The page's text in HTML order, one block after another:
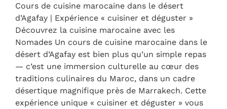
Cours de cuisine marocaine dans le désert
d’Agafay | Expérience « cuisiner et déguster »
Découvrez la cuisine marocaine avec les
Nomades Un cours de cuisine marocaine dans le
désert d’Agafay est bien plus qu’un simple repas
— c’est une immersion culturelle au cœur des
traditions culinaires du Maroc, dans un cadre
désertique magnifique près de Marrakech. Cette
expérience unique « cuisiner et déguster » vous